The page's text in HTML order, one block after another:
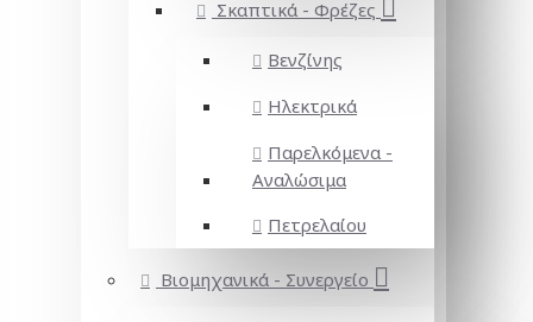
Σκαπτικά - Φρέζες
Βενζίνης
Ηλεκτρικά
Παρελκόμενα -
Αναλώσιμα
Πετρελαίου
Βιομηχανικά - Συνεργείο